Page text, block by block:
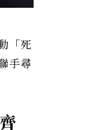
「死
手尋